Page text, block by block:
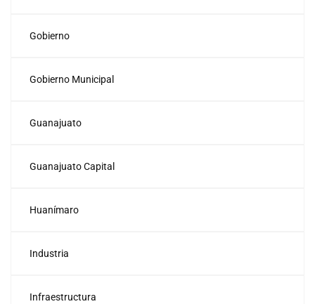
Gobierno
Gobierno Municipal
Guanajuato
Guanajuato Capital
Huanímaro
Industria
Infraestructura